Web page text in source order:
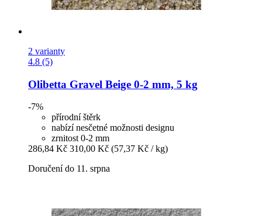
2 varianty
4.8 (5)
Olibetta Gravel Beige 0-​2 mm, 5 kg
-7%
přírodní štěrk
nabízí nesčetné možnosti designu
zrnitost 0-2 mm
286,84 Kč 310,00 Kč (57,37 Kč / kg)
Doručení do 11. srpna